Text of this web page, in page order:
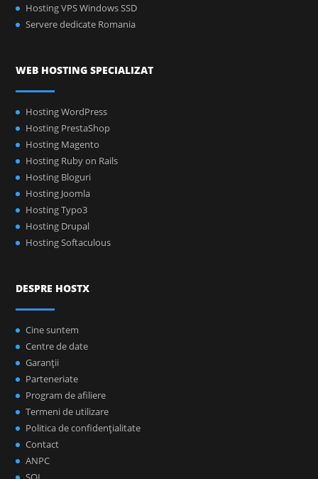
Hosting VPS Windows SSD
Servere dedicate Romania
WEB HOSTING SPECIALIZAT
Hosting WordPress
Hosting PrestaShop
Hosting Magento
Hosting Ruby on Rails
Hosting Bloguri
Hosting Joomla
Hosting Typo3
Hosting Drupal
Hosting Softaculous
DESPRE HOSTX
Cine suntem
Centre de date
Garanţii
Parteneriate
Program de afiliere
Termeni de utilizare
Politica de confidenţialitate
Contact
ANPC